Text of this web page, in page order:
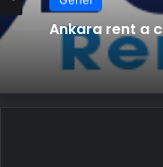
Ankara rent a